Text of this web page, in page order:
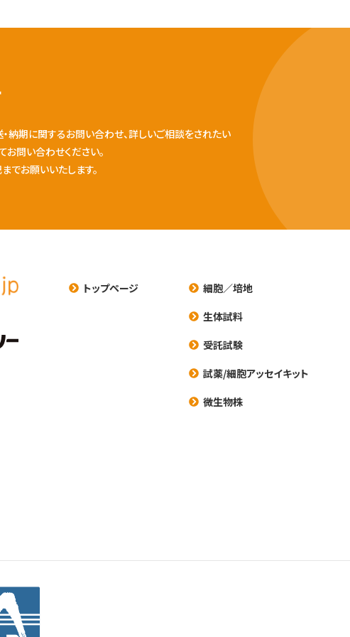
納期に関するお問い合わせ、詳しいご相談をされたい
問い合わせください。
でお願いいたします。
トップページ
細胞／培地
生体試料
受託試験
試薬/細胞アッセイキット
微生物株